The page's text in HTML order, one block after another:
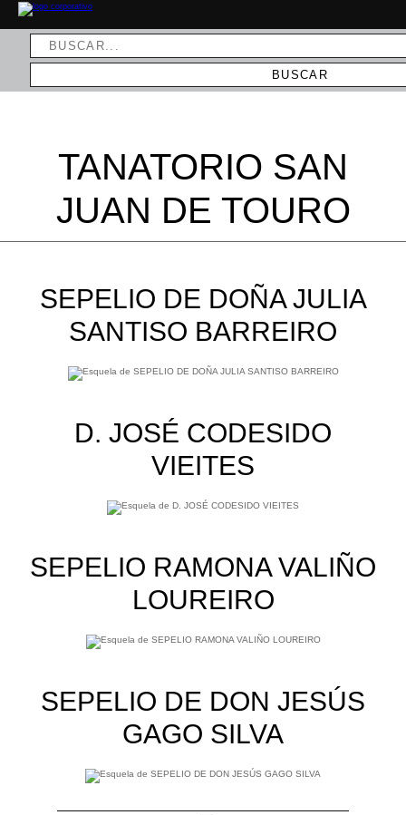
TANATORIO SAN
JUAN DE TOURO
SEPELIO DE DOÑA JULIA
SANTISO BARREIRO
D. JOSÉ CODESIDO
VIEITES
SEPELIO RAMONA VALIÑO
LOUREIRO
SEPELIO DE DON JESÚS
GAGO SILVA